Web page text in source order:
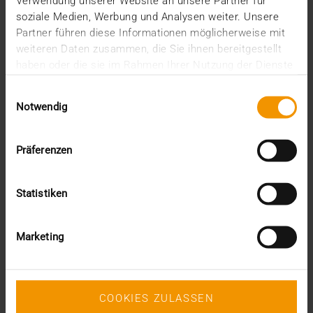
soziale Medien, Werbung und Analysen weiter. Unsere
Partner führen diese Informationen möglicherweise mit
weiteren Daten zusammen, die Sie ihnen bereitgestellt
Notwendig
Präferenzen
Statistiken
Marketing
COOKIES ZULASSEN